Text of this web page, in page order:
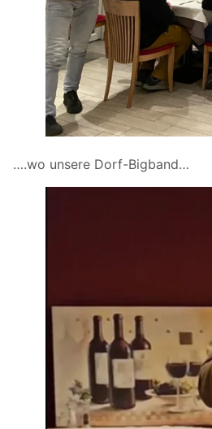
….wo unsere Dorf-Bigband…